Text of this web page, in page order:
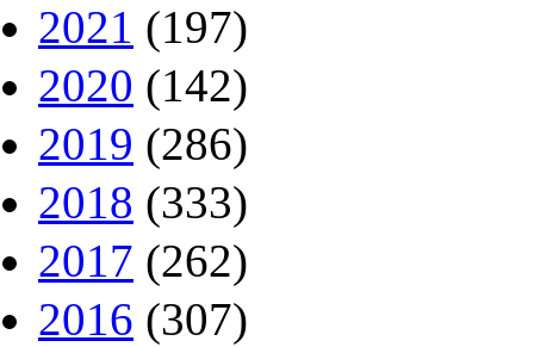
2021 (197)
2020 (142)
2019 (286)
2018 (333)
2017 (262)
2016 (307)